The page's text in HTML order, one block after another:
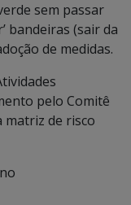
sem passar
bandeiras (sair da
de medidas.
pelo Comitê
matriz de risco